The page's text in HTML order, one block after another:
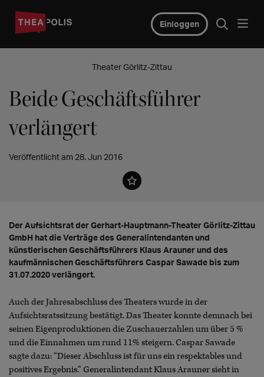
Einloggen
Theater Görlitz-Zittau
Beide Geschäftsführer
verlängert
Veröffentlicht am 28. Jun 2016
Der Aufsichtsrat der Gerhart-Hauptmann-Theater Görlitz-Zittau
GmbH hat die Verträge des Generalintendanten und
künstlerischen Geschäftsführers Klaus Arauner und des
kaufmännischen Geschäftsführers Caspar Sawade bis zum
31.07.2020 verlängert.
Auch der Jahresabschluss des Theaters wurde in der
Aufsichtsratssitzung bestätigt. Das Theater konnte demnach bei
seinen Eigenproduktionen die Zuschauerzahlen um über 5 %
und die Einnahmen um rund 11% steigern. Caspar Sawade
sagte dazu: “Dieser Abschluss ist für uns ein respektables und
positives Ergebnis.“ Generalintendant Klaus Arauner sieht in